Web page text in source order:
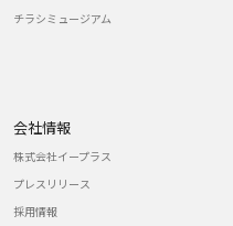
チラシミュージアム
会社情報
株式会社イープラス
プレスリリース
採用情報